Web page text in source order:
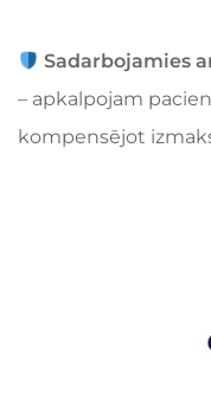
Sadarbojamies
– apkalpojam
kompensējot